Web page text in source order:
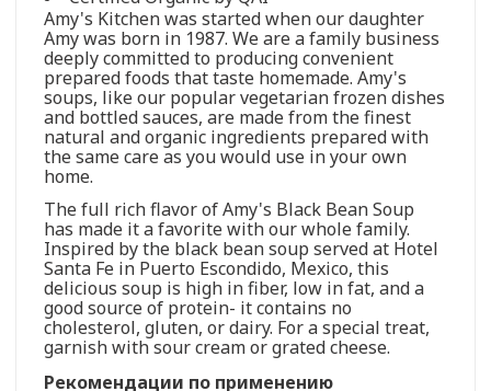
Amy's Kitchen was started when our daughter
Amy was born in 1987. We are a family business
deeply committed to producing convenient
prepared foods that taste homemade. Amy's
soups, like our popular vegetarian frozen dishes
and bottled sauces, are made from the finest
natural and organic ingredients prepared with
the same care as you would use in your own
home.
The full rich flavor of Amy's Black Bean Soup
has made it a favorite with our whole family.
Inspired by the black bean soup served at Hotel
Santa Fe in Puerto Escondido, Mexico, this
delicious soup is high in fiber, low in fat, and a
good source of protein- it contains no
cholesterol, gluten, or dairy. For a special treat,
garnish with sour cream or grated cheese.
Рекомендации по применению